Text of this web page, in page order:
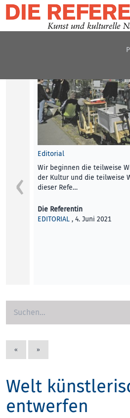
DIE REFERENTIN #24 - BEITRÄGE
Editorial
Wir beginnen die teilweise
der Kultur und die teilweise
dieser Refe…
Die Referentin
EDITORIAL , 4. Juni 2021
« »
Welt
entwerfen